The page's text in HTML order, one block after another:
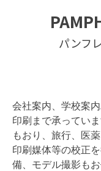
パンフ
会社案内、学校案
印刷まで承ってい
もおり、旅行、医
印刷媒体等の校正
備、モデル撮影もお